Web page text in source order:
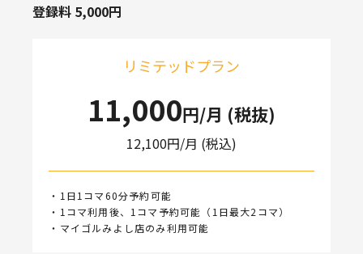
登録料 5,000円
リミテッドプラン
11,000円/月 (税抜)
12,100円/月 (税込)
・1日1コマ60分予約可能
・1コマ利用後、1コマ予約可能（1日最大2コマ）
・マイゴルみよし店のみ利用可能